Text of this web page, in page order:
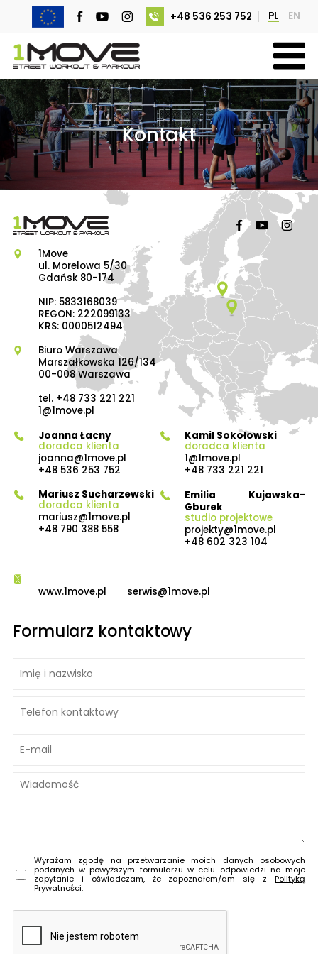
+48 536 253 752 PL EN
Kontakt
1Move
ul. Morelowa 5/30
Gdańsk 80-174
NIP: 5833168039
REGON: 222099133
KRS: 0000512494
Biuro Warszawa
Marszałkowska 126/134
00-008 Warszawa
tel. +48 733 221 221
1@1move.pl
Joanna Łacny
doradca klienta
joanna@1move.pl
+48 536 253 752
Mariusz Sucharzewski
doradca klienta
mariusz@1move.pl
+48 790 388 558
Kamil Sokołowski
doradca klienta
1@1move.pl
+48 733 221 221
Emilia Kujawska-
Gburek
studio projektowe
projekty@1move.pl
+48 602 323 104
www.1move.pl serwis@1move.pl
Formularz kontaktowy
Wyrażam zgodę na przetwarzanie moich danych osobowych
podanych w powyższym formularzu w celu odpowiedzi na moje
zapytanie i oświadczam, że zapoznałem/am się zPolityką
Prywatności.